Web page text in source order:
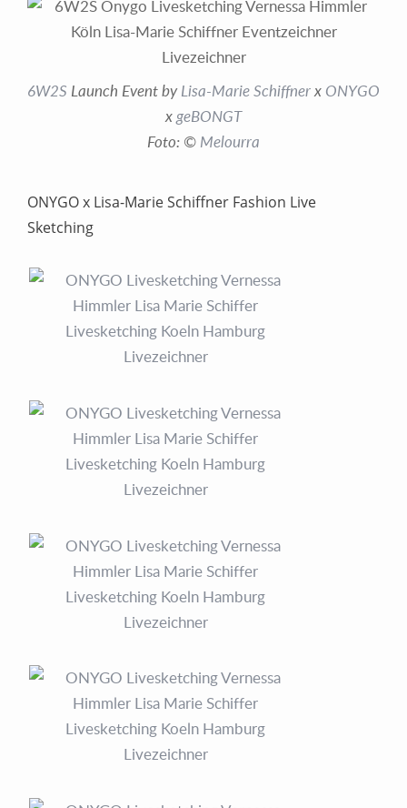
6W2S Launch Event byLisa-Marie Schiffnerx ONYGO
xgeBONGT
Foto: © Melourra
ONYGO x Lisa-Marie Schiffner Fashion Live
Sketching